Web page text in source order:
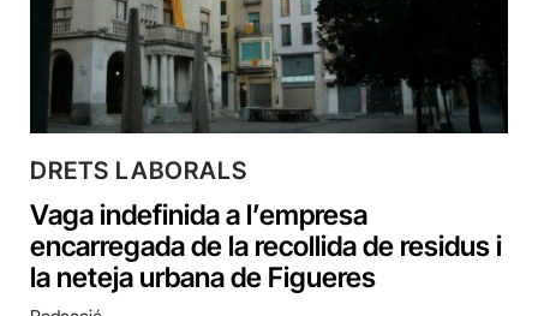
DRETS LABORALS
Vaga indefinida a l’empresa
encarregada de la recollida de residus i
la neteja urbana de Figueres